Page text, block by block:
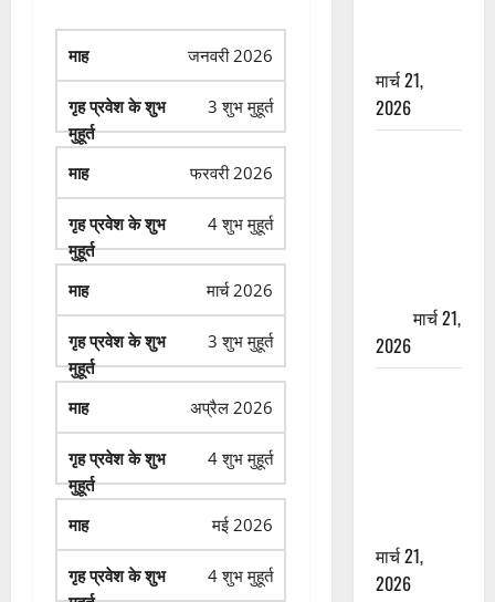
जनवरी 2026
3 शुभ मुहूर्त
फरवरी 2026
4 शुभ मुहूर्त
मार्च 2026
3 शुभ मुहूर्त
अप्रैल 2026
4 शुभ मुहूर्त
मई 2026
4 शुभ मुहूर्त
मार्च 21,
2026
मार्च 21,
2026
मार्च 21,
2026